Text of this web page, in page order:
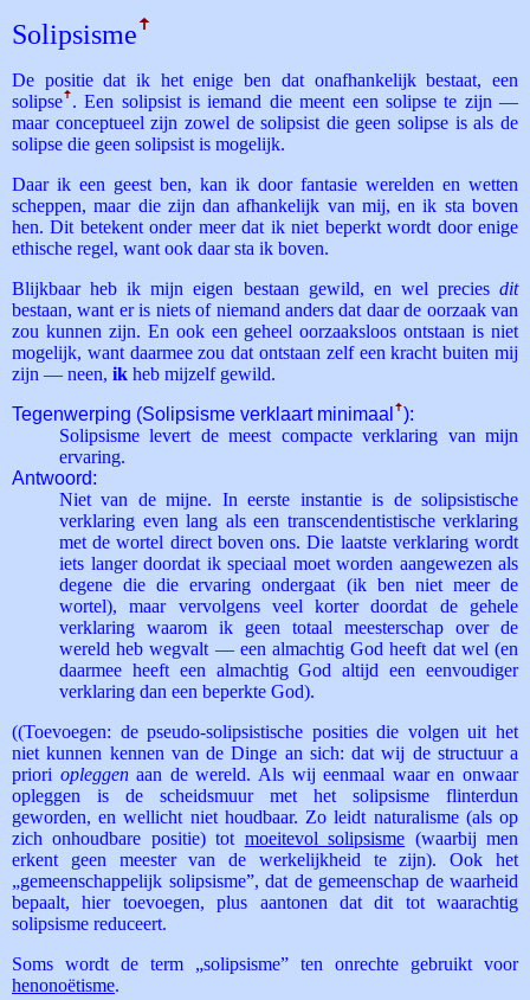
Solipsisme ꜛ
De positie dat ik het enige ben dat onafhankelijk bestaat, een
solipseꜛ . Een solipsist is iemand die meent een solipse te zijn —
maar conceptueel zijn zowel de solipsist die geen solipse is als de
solipse die geen solipsist is mogelijk.
Daar ik een geest ben, kan ik door fantasie werelden en wetten
scheppen, maar die zijn dan afhankelijk van mij, en ik sta boven
hen. Dit betekent onder meer dat ik niet beperkt wordt door enige
ethische regel, want ook daar sta ik boven.
Blijkbaar heb ik mijn eigen bestaan gewild, en wel precies dit
bestaan, want er is niets of niemand anders dat daar de oorzaak van
zou kunnen zijn. En ook een geheel oorzaaksloos ontstaan is niet
mogelijk, want daarmee zou dat ontstaan zelf een kracht buiten mij
zijn — neen, ik heb mijzelf gewild.
Tegenwerping (Solipsisme verklaart minimaal ꜛ):
Solipsisme levert de meest compacte verklaring van mijn
ervaring.
Antwoord:
Niet van de mijne. In eerste instantie is de solipsistische
verklaring even lang als een transcendentistische verklaring
met de wortel direct boven ons. Die laatste verklaring wordt
iets langer doordat ik speciaal moet worden aangewezen als
degene die die ervaring ondergaat (ik ben niet meer de
wortel), maar vervolgens veel korter doordat de gehele
verklaring waarom ik geen totaal meesterschap over de
wereld heb wegvalt — een almachtig God heeft dat wel (en
daarmee heeft een almachtig God altijd een eenvoudiger
verklaring dan een beperkte God).
((Toevoegen: de pseudo-solipsistische posities die volgen uit het
niet kunnen kennen van de Dinge an sich: dat wij de structuur a
priori opleggenaan de wereld. Als wij eenmaal waar en onwaar
opleggen is de scheidsmuur met het solipsisme flinterdun
geworden, en wellicht niet houdbaar. Zo leidt naturalisme (als op
zich onhoudbare positie) tot moeitevol solipsisme (waarbij men
erkent geen meester van de werkelijkheid te zijn). Ook het
„gemeenschappelijk solipsisme”, dat de gemeenschap de waarheid
bepaalt, hier toevoegen, plus aantonen dat dit tot waarachtig
solipsisme reduceert.
Soms wordt de term „solipsisme” ten onrechte gebruikt voor
henonoëtisme.